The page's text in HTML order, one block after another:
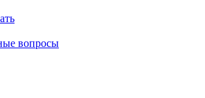
вопросы